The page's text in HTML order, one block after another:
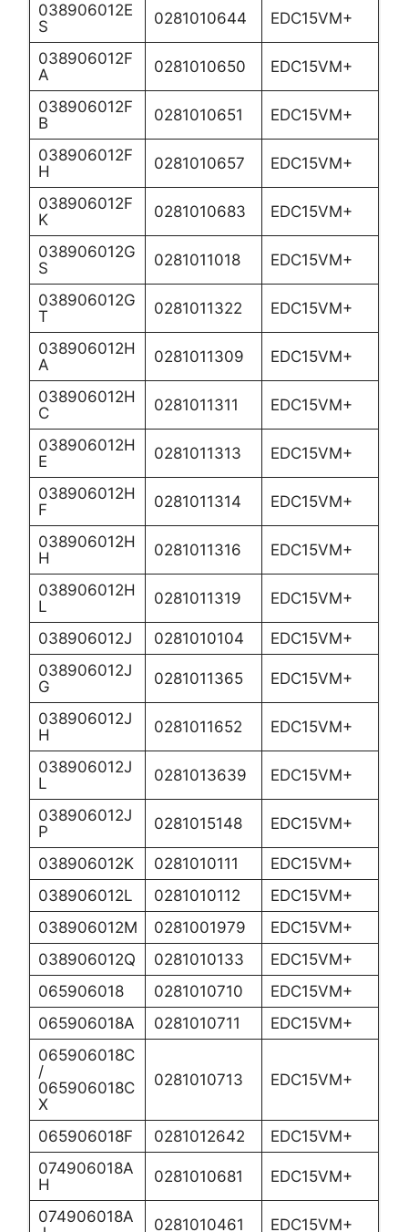
038906012E
S
0281010644 EDC15VM+
038906012F
A
0281010650 EDC15VM+
038906012F
B
0281010651 EDC15VM+
038906012F
H
0281010657 EDC15VM+
038906012F
K
0281010683 EDC15VM+
038906012G
S
0281011018 EDC15VM+
038906012G
T
0281011322 EDC15VM+
038906012H
A
0281011309 EDC15VM+
038906012H
C
0281011311 EDC15VM+
038906012H
E
0281011313 EDC15VM+
038906012H
F
0281011314 EDC15VM+
038906012H
H
0281011316 EDC15VM+
038906012H
L
0281011319 EDC15VM+
038906012J 0281010104
EDC15VM+
038906012J
G
0281011365 EDC15VM+
038906012J
H
0281011652 EDC15VM+
038906012J
L
0281013639 EDC15VM+
038906012J
P
0281015148 EDC15VM+
038906012K 0281010111
EDC15VM+
038906012L
0281010112
EDC15VM+
038906012M
0281001979
EDC15VM+
038906012Q
0281010133
EDC15VM+
065906018
0281010710
EDC15VM+
065906018A
0281010711
EDC15VM+
065906018C
/
065906018C
X
0281010713 EDC15VM+
065906018F 0281012642
EDC15VM+
074906018A
H
0281010681 EDC15VM+
074906018A
0281010461 EDC15VM+